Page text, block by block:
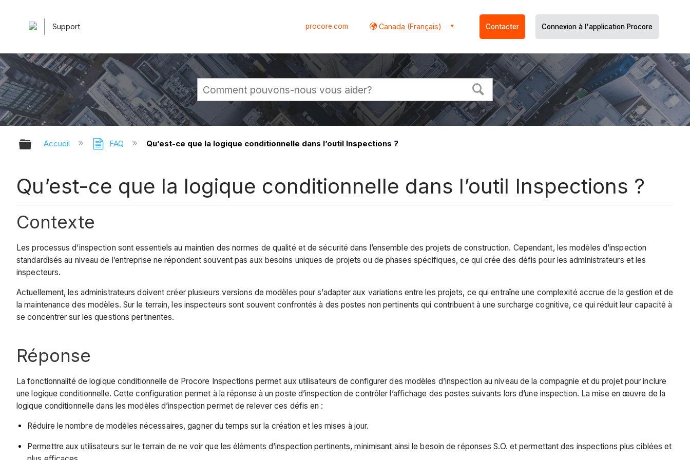
Support procore.com Canada (Français) Contacter Connexion à l'application Procore
Développer/réduire la hiérarchie globale
Accueil FAQ Qu’est-ce que la logique conditionnelle dans l’outil Inspections ?
Qu’est-ce que la logique conditionnelle dans l’outil Inspections ?
Contexte
Les processus d’inspection sont essentiels au maintien des normes de qualité et de sécurité dans l’ensemble des projets de construction. Cependant, les modèles d’inspection
standardisés au niveau de l’entreprise ne répondent souvent pas aux besoins uniques de projets ou de phases spécifiques, ce qui crée des défis pour les administrateurs et les
inspecteurs.
Actuellement, les administrateurs doivent créer plusieurs versions de modèles pour s’adapter aux variations entre les projets, ce qui entraîne une complexité accrue de la gestion et de
la maintenance des modèles. Sur le terrain, les inspecteurs sont souvent confrontés à des postes non pertinents qui contribuent à une surcharge cognitive, ce qui réduit leur capacité à
se concentrer sur les questions pertinentes.
Réponse
La fonctionnalité de logique conditionnelle de Procore Inspections permet aux utilisateurs de configurer des modèles d’inspection au niveau de la compagnie et du projet pour inclure
une logique conditionnelle. Cette configuration permet à la réponse à un poste d’inspection de contrôler l’affichage des postes suivants lors d’une inspection. La mise en œuvre de la
logique conditionnelle dans les modèles d’inspection permet de relever ces défis en :
Réduire le nombre de modèles nécessaires, gagner du temps sur la création et les mises à jour.
Permettre aux utilisateurs sur le terrain de ne voir que les éléments d’inspection pertinents, minimisant ainsi le besoin de réponses S.O. et permettant des inspections plus ciblées et